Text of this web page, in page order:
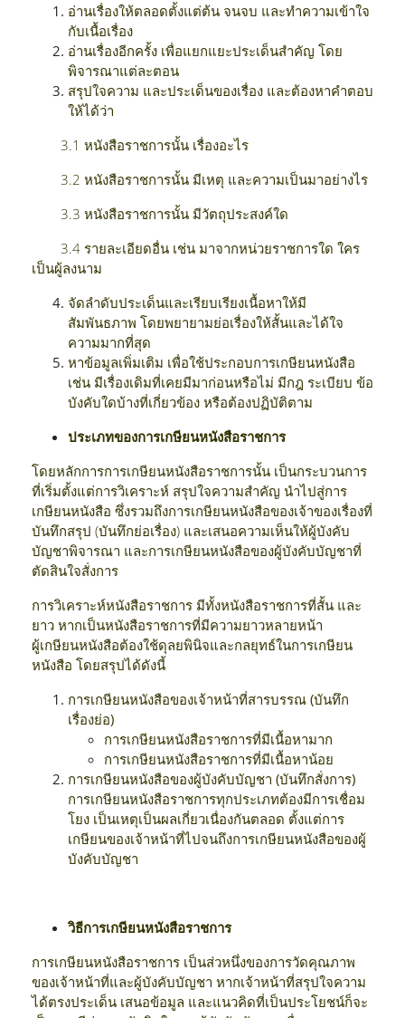
อ่านเรื่องให้ตลอดตั้งแต่ต้น จนจบ และทำความเข้าใจ
กับเนื้อเรื่อง
อ่านเรื่องอีกครั้ง เพื่อแยกแยะประเด็นสำคัญ โดย
พิจารณาแต่ละตอน
สรุปใจความ และประเด็นของเรื่อง และต้องหาคำตอบ
ให้ได้ว่า
3.1 หนังสือราชการนั้น เรื่องอะไร
3.2 หนังสือราชการนั้น มีเหตุ และความเป็นมาอย่างไร
3.3 หนังสือราชการนั้น มีวัตถุประสงค์ใด
3.4 รายละเอียดอื่น เช่น มาจากหน่วยราชการใด ใคร
เป็นผู้ลงนาม
จัดลำดับประเด็นและเรียบเรียงเนื้อหาให้มี
สัมพันธภาพ โดยพยายามย่อเรื่องให้สั้นและได้ใจ
ความมากที่สุด
หาข้อมูลเพิ่มเติม เพื่อใช้ประกอบการเกษียนหนังสือ
เช่น มีเรื่องเดิมที่เคยมีมาก่อนหรือไม่ มีกฎ ระเบียบ ข้อ
บังคับใดบ้างที่เกี่ยวข้อง หรือต้องปฏิบัติตาม
ประเภทของการเกษียนหนังสือราชการ
โดยหลักการการเกษียนหนังสือราชการนั้น เป็นกระบวนการ
ที่เริ่มตั้งแต่การวิเคราะห์ สรุปใจความสำคัญ นำไปสู่การ
เกษียนหนังสือ ซึ่งรวมถึงการเกษียนหนังสือของเจ้าของเรื่องที่
บันทึกสรุป (บันทึกย่อเรื่อง) และเสนอความเห็นให้ผู้บังคับ
บัญชาพิจารณา และการเกษียนหนังสือของผู้บังคับบัญชาที่
ตัดสินใจสั่งการ
การวิเคราะห์หนังสือราชการ มีทั้งหนังสือราชการที่สั้น และ
ยาว หากเป็นหนังสือราชการที่มีความยาวหลายหน้า
ผู้เกษียนหนังสือต้องใช้ดุลยพินิจและกลยุทธ์ในการเกษียน
หนังสือ โดยสรุปได้ดังนี้
การเกษียนหนังสือของเจ้าหน้าที่สารบรรณ (บันทึก
เรื่องย่อ)
การเกษียนหนังสือราชการที่มีเนื้อหามาก
การเกษียนหนังสือราชการที่มีเนื้อหาน้อย
การเกษียนหนังสือของผู้บังคับบัญชา (บันทึกสั่งการ)
การเกษียนหนังสือราชการทุกประเภทต้องมีการเชื่อม
โยง เป็นเหตุเป็นผลเกี่ยวเนื่องกันตลอด ตั้งแต่การ
เกษียนของเจ้าหน้าที่ไปจนถึงการเกษียนหนังสือของผู้
บังคับบัญชา
วิธีการเกษียนหนังสือราชการ
การเกษียนหนังสือราชการ เป็นส่วหนึ่งของการวัดคุณภาพ
ของเจ้าหน้าที่และผู้บังคับบัญชา หากเจ้าหน้าที่สรุปใจความ
ได้ตรงประเด็น เสนอข้อมูล และแนวคิดที่เป็นประโยชน์ก็จะ